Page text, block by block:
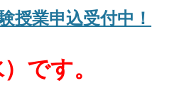
授業申込受付中！
）です。